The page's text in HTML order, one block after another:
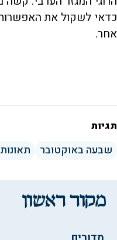
כדאי לשקול את
אחר.
תגיות
שבעה באוקטובר